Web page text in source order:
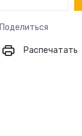
Поделиться
Распечатать